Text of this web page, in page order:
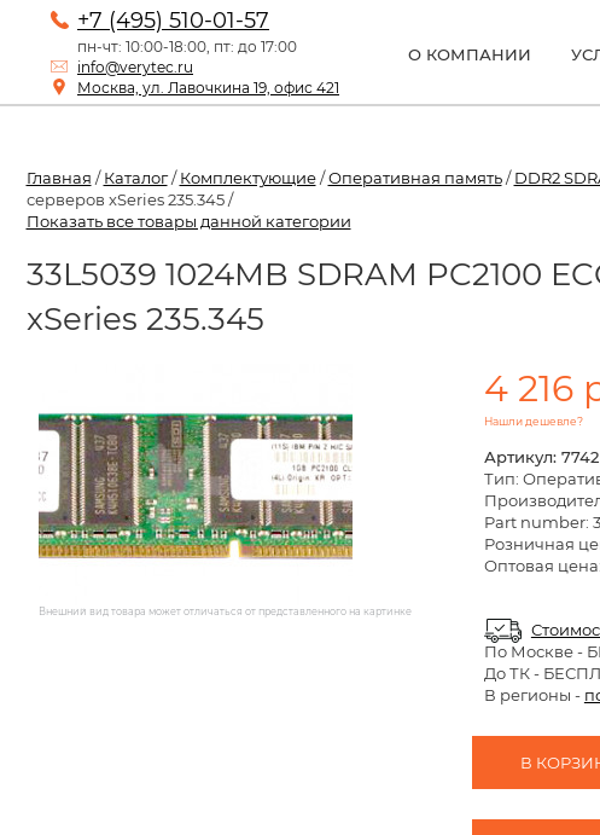
+7 (495) 510-01-57
пн-чт: 10:00-18:00, пт: до 17:00
info@verytec.ru
Москва, ул. Лавочкина 19, офис 421
О КОМПАНИИ
Главная /Каталог/Комплектующие/Оперативная память/DDR2
серверов xSeries 235.345 /
Показать все товары данной категории
33L5039 1024MB SDRAM PC2100
xSeries 235.345
Внешний вид товара может отличаться от представленного на картинке
4 216
Нашли дешевле?
Артикул: 7742
Тип:
Part number:
Розничная
Оптовая
По Москве-
До ТК -
В регионы -
В